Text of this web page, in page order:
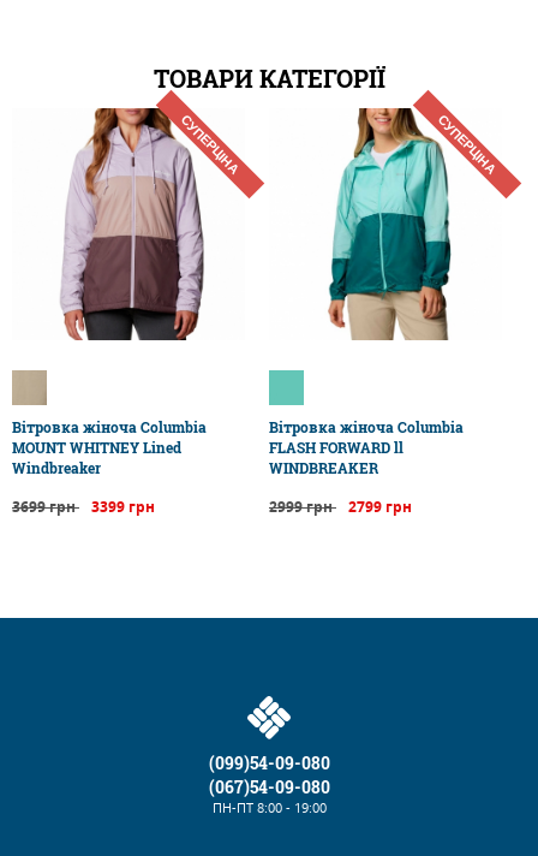
ТОВАРИ КАТЕГОРІЇ
СУПЕРЦІНА
Вітровка жіноча Columbia
MOUNT WHITNEY Lined
Windbreaker
3699 грн 3399 грн
СУПЕРЦІНА
Вітровка жіноча Columbia
FLASH FORWARD ll
WINDBREAKER
2999 грн 2799 грн
(099)54-09-080
(067)54-09-080
ПН-ПТ8:00 - 19:00